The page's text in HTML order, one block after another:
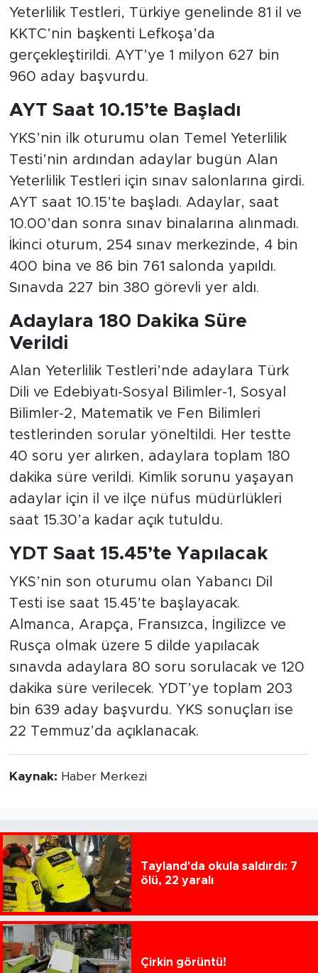
Yeterlilik Testleri, Türkiye genelinde 81 il ve
KKTC’nin başkenti Lefkoşa’da
gerçekleştirildi. AYT’ye 1 milyon 627 bin
960 aday başvurdu.
AYT Saat 10.15’te Başladı
YKS’nin ilk oturumu olan Temel Yeterlilik
Testi’nin ardından adaylar bugün Alan
Yeterlilik Testleri için sınav salonlarına girdi.
AYT saat 10.15’te başladı. Adaylar, saat
10.00’dan sonra sınav binalarına alınmadı.
İkinci oturum, 254 sınav merkezinde, 4 bin
400 bina ve 86 bin 761 salonda yapıldı.
Sınavda 227 bin 380 görevli yer aldı.
Adaylara 180 Dakika Süre
Verildi
Alan Yeterlilik Testleri’nde adaylara Türk
Dili ve Edebiyatı-Sosyal Bilimler-1, Sosyal
Bilimler-2, Matematik ve Fen Bilimleri
testlerinden sorular yöneltildi. Her testte
40 soru yer alırken, adaylara toplam 180
dakika süre verildi. Kimlik sorunu yaşayan
adaylar için il ve ilçe nüfus müdürlükleri
saat 15.30’a kadar açık tutuldu.
YDT Saat 15.45’te Yapılacak
YKS’nin son oturumu olan Yabancı Dil
Testi ise saat 15.45’te başlayacak.
Almanca, Arapça, Fransızca, İngilizce ve
Rusça olmak üzere 5 dilde yapılacak
sınavda adaylara 80 soru sorulacak ve 120
dakika süre verilecek. YDT’ye toplam 203
bin 639 aday başvurdu. YKS sonuçları ise
22 Temmuz’da açıklanacak.
Kaynak: Haber Merkezi
Tayland'da okula saldırdı: 7
ölü, 22 yaralı
Çirkin görüntü!